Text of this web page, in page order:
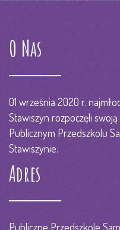
O Nas
01 września 2020 r.
Stawiszyn rozpoczęli
Publicznym Przedszkolu
Stawiszynie.
Adres
Publiczne Przedszkole